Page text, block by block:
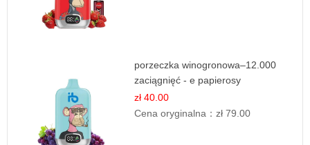
porzeczka winogronowa–12.000
zaciągnięć - e papierosy
zł 40.00
Cena oryginalna：zł 79.00